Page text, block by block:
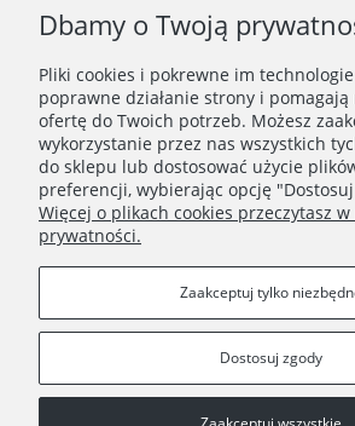
ZAKUPY
PORADNIK
INFORMACJE
Dbamy o Twoją
Pliki cookies i pokrewne im
poprawne działanie strony i pomagają
ofertę do Twoich potrzeb. Możesz
wykorzystanie przez nas wszystkich
do sklepu lub dostosować użycie
preferencji, wybierając opcję
Więcej o plikach cookies przeczytasz
prywatności.
Zaakceptuj tylko
Dostosuj zgody